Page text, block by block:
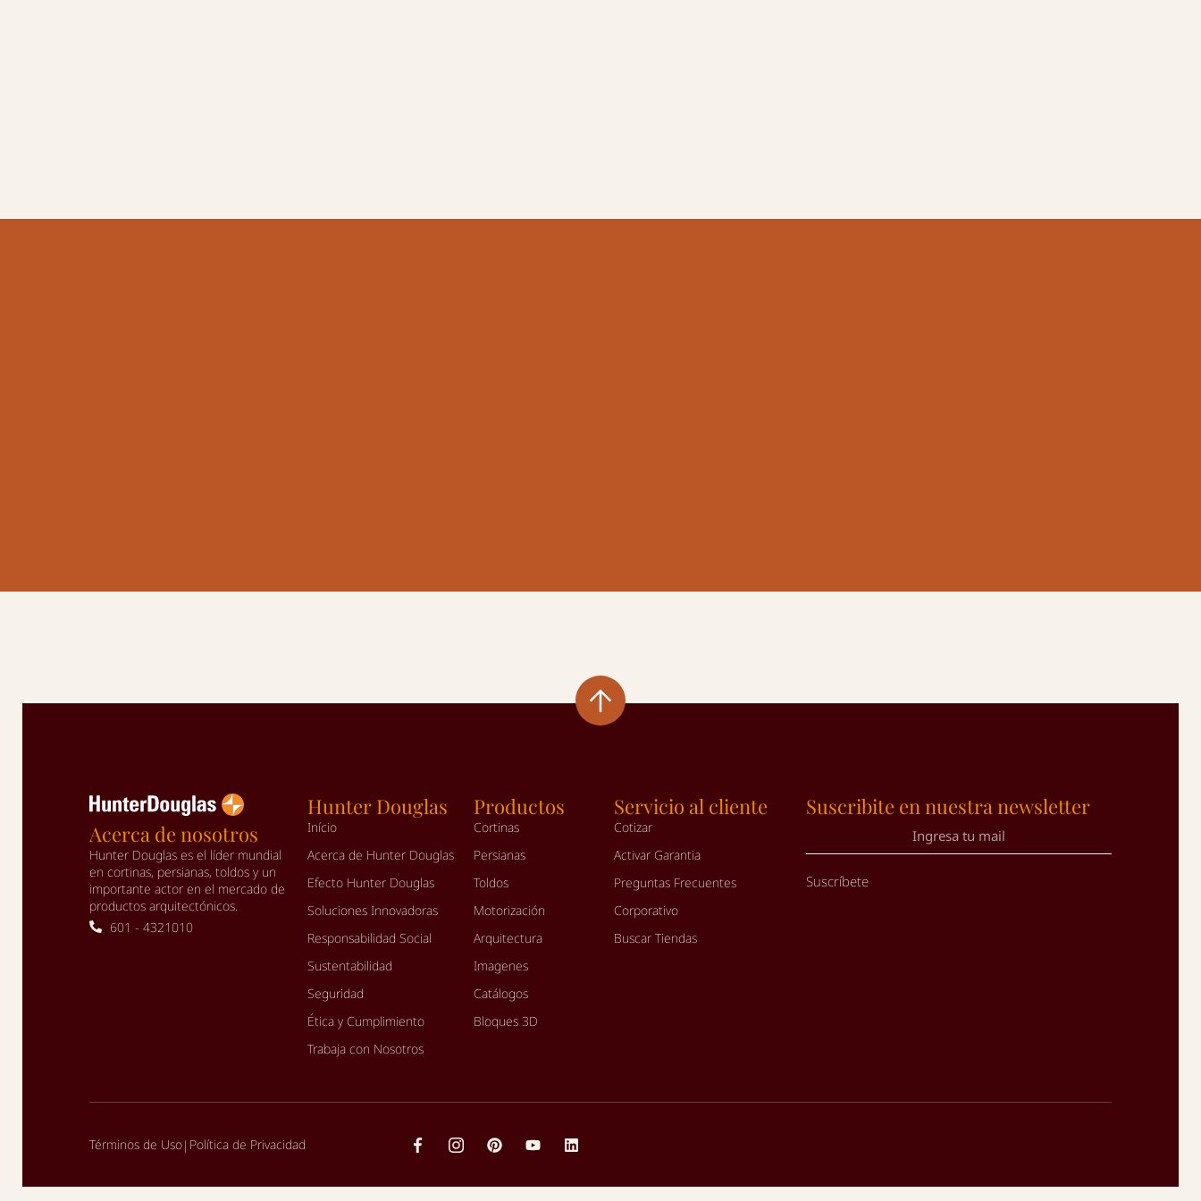
Acerca de nosotros
Hunter Douglas es el líder mundial
en cortinas, persianas, toldos y un
importante actor en el mercado de
productos arquitectónicos.
601 - 4321010
Hunter Douglas
Início
Acerca de Hunter Douglas
Efecto Hunter Douglas
Soluciones Innovadoras
Responsabilidad Social
Sustentabilidad
Seguridad
Ética y Cumplimiento
Trabaja con Nosotros
Productos
Cortinas
Persianas
Toldos
Motorización
Arquitectura
Imagenes
Catálogos
Bloques 3D
Servicio al cliente
Cotizar
Activar Garantia
Preguntas Frecuentes
Corporativo
Buscar Tiendas
Suscribite en nuestra newsletter
Suscríbete
Términos de Uso| Política de Privacidad